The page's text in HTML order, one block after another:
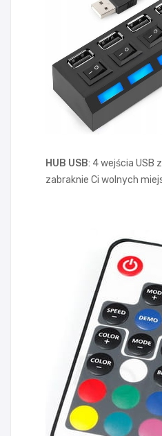
HUB USB: 4 wejścia USB
zabraknie Ci wolnych